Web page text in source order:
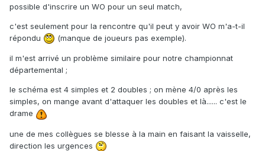
possible d'inscrire un WO pour un seul match,
c'est seulement pour la rencontre qu'il peut y avoir WO m'a-t-il
répondu
(manque de joueurs pas exemple).
il m'est arrivé un problème similaire pour notre championnat
départemental ;
le schéma est 4 simples et 2 doubles ; on mène 4/0 après les
simples, on mange avant d'attaquer les doubles et là...... c'est le
drame
une de mes collègues se blesse à la main en faisant la vaisselle,
direction les urgences